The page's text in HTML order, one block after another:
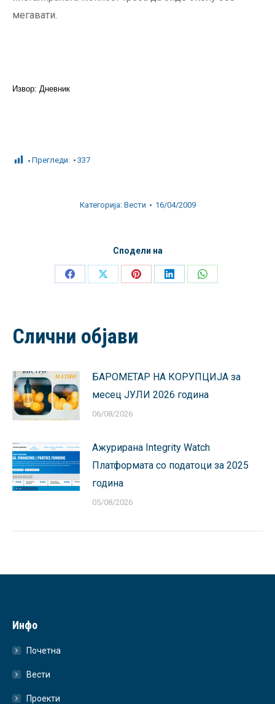
мегавати.
Извор: Дневник
Прегледи: 337
Категорија: Вести 16/04/2009
Сподели на
Share
Share
Share
Share
Share
Слични објави
БАРОМЕТАР НА КОРУПЦИЈА за
месец ЈУЛИ 2026 година
06/08/2026
Ажурирана Integrity Watch
Платформата со податоци за 2025
година
05/08/2026
Инфо
Почетна
Вести
Проекти